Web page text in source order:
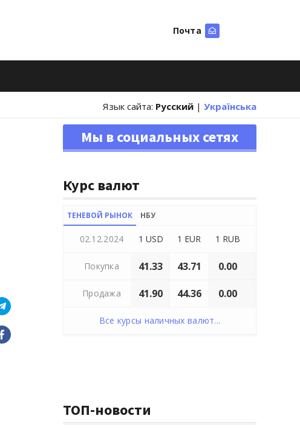
Почта
Язык сайта: Русский | Українська
Мы в социальных сетях
Курс валют
ТЕНЕВОЙ РЫНОК НБУ
02.12.2024 1 USD 1 EUR 1 RUB
Покупка 41.33 43.71 0.00
Продажа 41.90 44.36 0.00
Все курсы наличных валют...
ТОП-новости